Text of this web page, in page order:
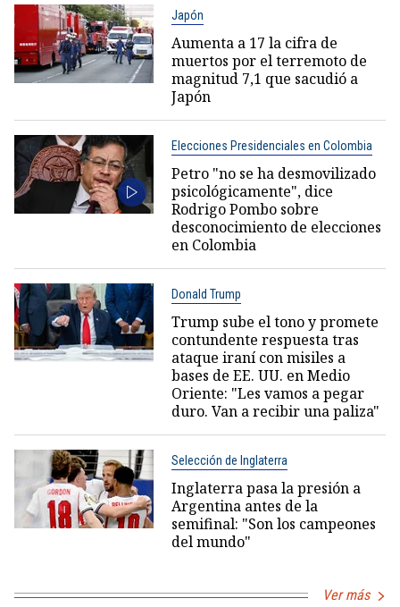
Japón
Aumenta a 17 la cifra de
muertos por el terremoto de
magnitud 7,1 que sacudió a
Japón
Elecciones Presidenciales en Colombia
Petro "no se ha desmovilizado
psicológicamente", dice
Rodrigo Pombo sobre
desconocimiento de elecciones
en Colombia
Donald Trump
Trump sube el tono y promete
contundente respuesta tras
ataque iraní con misiles a
bases de EE. UU. en Medio
Oriente: "Les vamos a pegar
duro. Van a recibir una paliza"
Selección de Inglaterra
Inglaterra pasa la presión a
Argentina antes de la
semifinal: "Son los campeones
del mundo"
Ver más